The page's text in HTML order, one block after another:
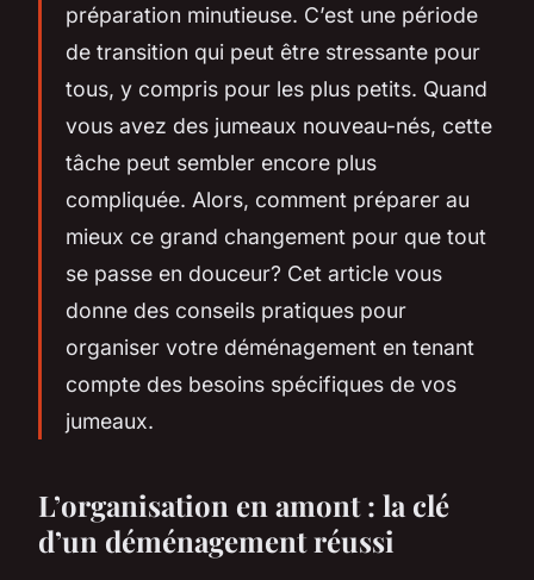
préparation minutieuse. C’est une période
de transition qui peut être stressante pour
tous, y compris pour les plus petits. Quand
vous avez des jumeaux nouveau-nés, cette
tâche peut sembler encore plus
compliquée. Alors, comment préparer au
mieux ce grand changement pour que tout
se passe en douceur? Cet article vous
donne des conseils pratiques pour
organiser votre déménagement en tenant
compte des besoins spécifiques de vos
jumeaux.
L’organisation en amont : la clé
d’un déménagement réussi